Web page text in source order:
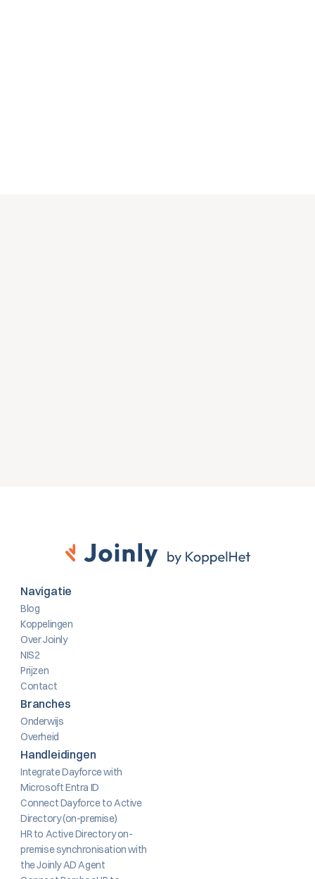
Navigatie
Blog
Koppelingen
Over Joinly
NIS2
Prijzen
Contact
Branches
Onderwijs
Overheid
Handleidingen
Integrate Dayforce with
Microsoft Entra ID
Connect Dayforce to Active
Directory (on-premise)
HR to Active Directory on-
premise synchronisation with
the Joinly AD Agent